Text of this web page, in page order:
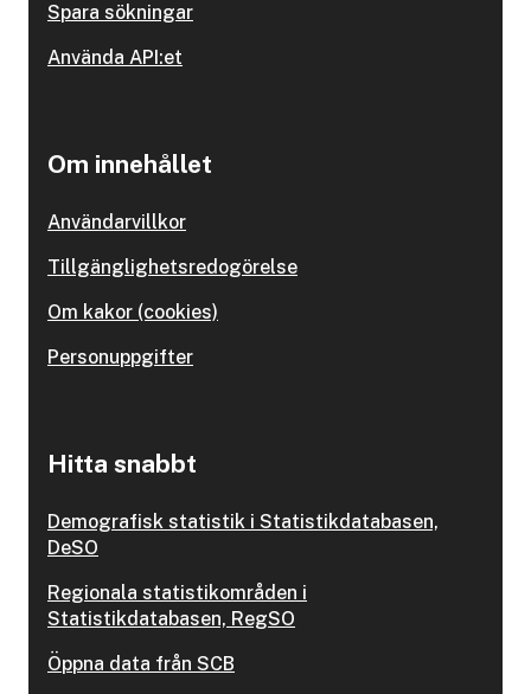
Spara sökningar
Använda API:et
Om innehållet
Användarvillkor
Tillgänglighetsredogörelse
Om kakor (cookies)
Personuppgifter
Hitta snabbt
Demografisk statistik i Statistikdatabasen,
DeSO
Regionala statistikområden i
Statistikdatabasen, RegSO
Öppna data från SCB